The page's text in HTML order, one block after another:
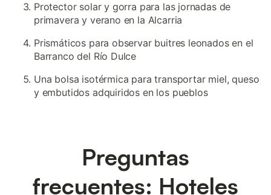
Protector solar y gorra para las jornadas de
primavera y verano en la Alcarria
Prismáticos para observar buitres leonados en el
Barranco del Río Dulce
Una bolsa isotérmica para transportar miel, queso
y embutidos adquiridos en los pueblos
Preguntas
frecuentes: Hoteles